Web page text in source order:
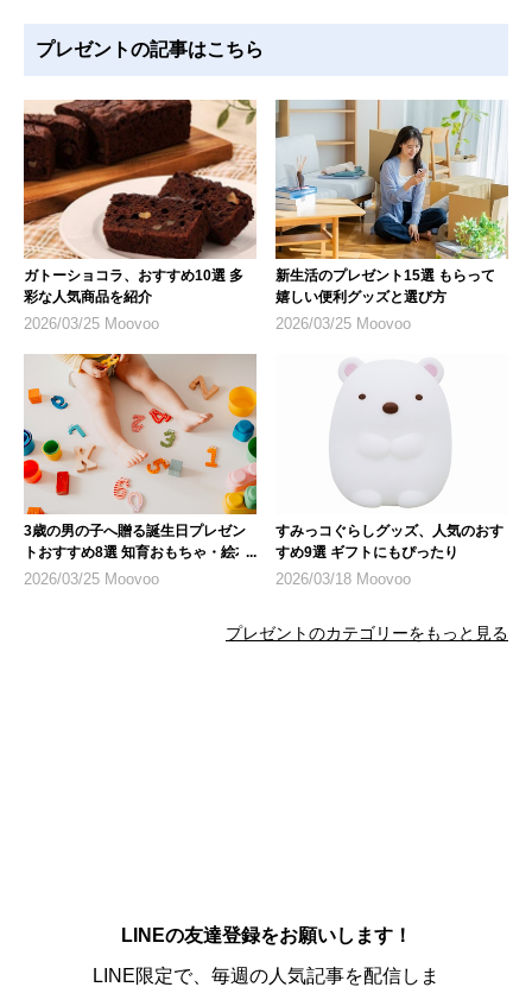
プレゼントの記事はこちら
ガトーショコラ、おすすめ10選 多
彩な人気商品を紹介
2026/03/25 Moovoo
新生活のプレゼント15選 もらって
嬉しい便利グッズと選び方
2026/03/25 Moovoo
3歳の男の子へ贈る誕生日プレゼン
トおすすめ8選 知育おもちゃ・絵本
を厳選
2026/03/25 Moovoo
すみっコぐらしグッズ、人気のおす
すめ9選 ギフトにもぴったり
2026/03/18 Moovoo
プレゼントのカテゴリーをもっと見る
LINEの友達登録をお願いします！
LINE限定で、毎週の人気記事を配信しま